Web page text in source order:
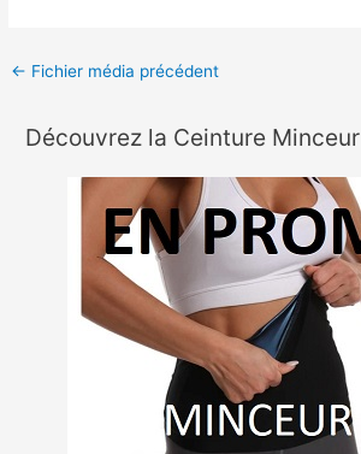
← Fichier média précédent
Découvrez la Ceinture Minceur